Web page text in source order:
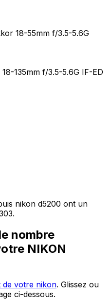
18-55mm f/3.5-5.6G
135mm f/3.5-5.6G IF-ED
nikon d5200 ont un
nombre
NIKON
de votre nikon. Glissez ou
ci-dessous.